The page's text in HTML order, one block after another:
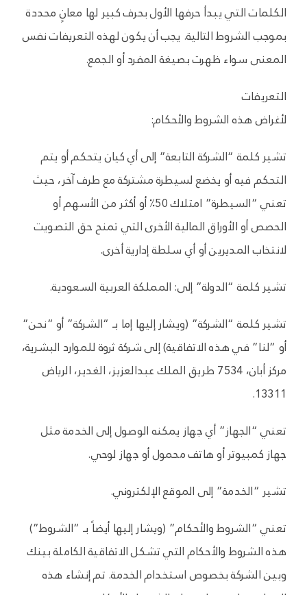
الكلمات التي يبدأ حرفها الأول بحرف كبير لها معانٍ محددة
بموجب الشروط التالية. يجب أن يكون لهذه التعريفات نفس
المعنى سواء ظهرت بصيغة المفرد أو الجمع.
التعريفات
لأغراض هذه الشروط والأحكام:
تشير كلمة “الشركة التابعة” إلى أي كيان يتحكم أو يتم
التحكم فيه أو يخضع لسيطرة مشتركة مع طرف آخر، حيث
تعني “السيطرة” امتلاك 50٪ أو أكثر من الأسهم أو
الحصص أو الأوراق المالية الأخرى التي تمنح حق التصويت
لانتخاب المديرين أو أي سلطة إدارية أخرى.
تشير كلمة “الدولة” إلى: المملكة العربية السعودية.
تشير كلمة “الشركة” (ويشار إليها إما بـ “الشركة” أو “نحن”
أو “لنا” في هذه الاتفاقية) إلى شركة ثروة للموارد البشرية،
مركز أبان، 7534 طريق الملك عبدالعزيز، الغدير، الرياض
13311.
تعني “الجهاز” أي جهاز يمكنه الوصول إلى الخدمة مثل
جهاز كمبيوتر أو هاتف محمول أو جهاز لوحي.
تشير “الخدمة” إلى الموقع الإلكتروني.
تعني “الشروط والأحكام” (ويشار إليها أيضاً بـ “الشروط”)
هذه الشروط والأحكام التي تشكل الاتفاقية الكاملة بينك
وبين الشركة بخصوص استخدام الخدمة. تم إنشاء هذه